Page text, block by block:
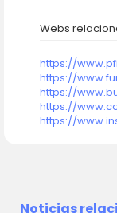
Webs
https://
https://
https://
https://
https://
Noticias